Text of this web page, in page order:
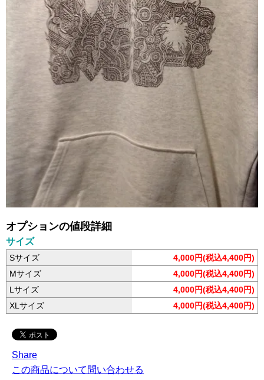
オプションの値段詳細
サイズ
Sサイズ
4,000円(税込4,400円)
Mサイズ
4,000円(税込4,400円)
Lサイズ
4,000円(税込4,400円)
XLサイズ
4,000円(税込4,400円)
Share
この商品について問い合わせる